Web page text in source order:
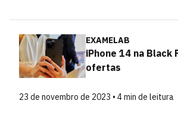
EXAMELAB
iPhone 14 na Black
ofertas
23 de novembro de 2023 • 4 min de leitura